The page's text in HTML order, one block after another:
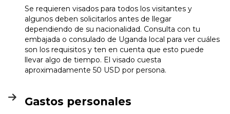
Se requieren visados para todos los visitantes y
algunos deben solicitarlos antes de llegar
dependiendo de su nacionalidad. Consulta con tu
embajada o consulado de Uganda local para ver cuáles
son los requisitos y ten en cuenta que esto puede
llevar algo de tiempo. El visado cuesta
aproximadamente 50 USD por persona.
Gastos personales